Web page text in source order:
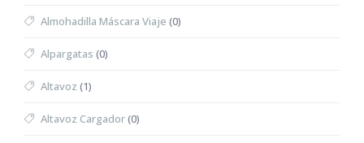
Almohadilla Máscara Viaje (0)
Alpargatas (0)
Altavoz (1)
Altavoz Cargador(0)